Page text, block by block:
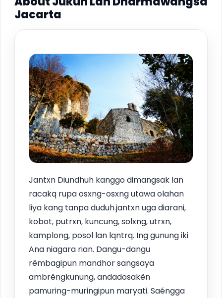
Jacarta
Jantxn Diundhuh kanggo dimangsak lan
racakq rupa osxng-osxng utawa olahan
liya kang tanpa duduh.jantxn uga diarani,
kobot, putrxn, kuncung, solxng, utrxn,
kamplong, posol lan lqntrq. Ing gunung iki
Ana niagara rian. Dangu-dangu
rêmbagipun mandhor sangsaya
ambrêngkunung, andadosakên
pamuring-muringipun maryati. Saéngga